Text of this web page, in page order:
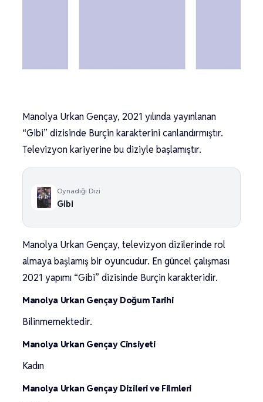
Manolya Urkan Gençay, 2021 yılında yayınlanan
“Gibi” dizisinde Burçin karakterini canlandırmıştır.
Televizyon kariyerine bu diziyle başlamıştır.
Oynadığı Dizi
Gibi
Manolya Urkan Gençay, televizyon dizilerinde rol
almaya başlamış bir oyuncudur. En güncel çalışması
2021 yapımı “Gibi” dizisinde Burçin karakteridir.
Manolya Urkan Gençay Doğum Tarihi
Bilinmemektedir.
Manolya Urkan Gençay Cinsiyeti
Kadın
Manolya Urkan Gençay Dizileri ve Filmleri